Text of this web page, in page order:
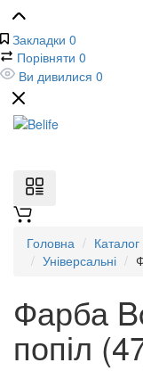
Закладки 0
Порівняти 0
Ви дивилися 0
Головна Каталог
Універсальні
Фарба
попіл